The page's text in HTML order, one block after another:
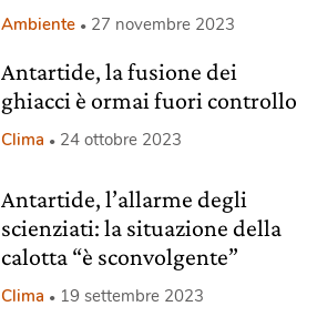
Ambiente 27 novembre 2023
Antartide, la fusione dei
ghiacci è ormai fuori controllo
Clima 24 ottobre 2023
Antartide, l’allarme degli
scienziati: la situazione della
calotta “è sconvolgente”
Clima 19 settembre 2023